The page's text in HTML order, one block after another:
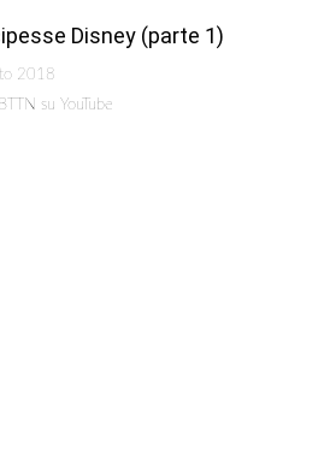
Disney (parte 1)
2018
BTTN su YouTube